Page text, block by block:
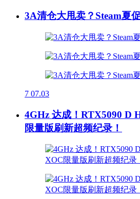
3A清仓大甩卖？Steam夏
7 07.03
4GHz 达成！RTX5090 D
限量版刷新超频纪录！